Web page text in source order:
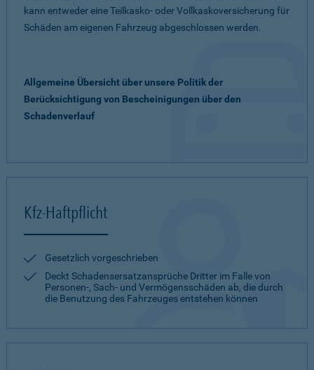
kann entweder eine Teilkasko- oder Vollkaskoversicherung für
Schäden am eigenen Fahrzeug abgeschlossen werden.
Allgemeine Übersicht über unsere Politik der
Berücksichtigung von Bescheinigungen über den
Schadenverlauf
Kfz-Haftpflicht
Gesetzlich vorgeschrieben
Deckt Schadensersatzansprüche Dritter im Falle von
Personen-, Sach- und Vermögensschäden ab, die durch
die Benutzung des Fahrzeuges entstehen können